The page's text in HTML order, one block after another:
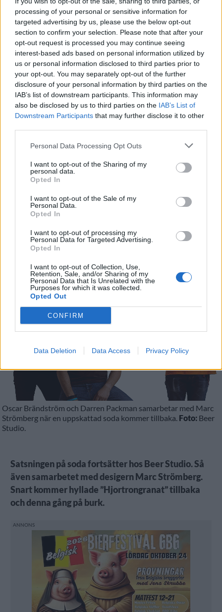
processing of your personal or sensitive information for
targeted advertising by us, please use the below opt-out
section to confirm your selection. Please note that after your
opt-out request is processed you may continue seeing
interest-based ads based on personal information utilized by
us or personal information disclosed to third parties prior to
your opt-out. You may separately opt-out of the further
disclosure of your personal information by third parties on the
IAB’s list of downstream participants. This information may
also be disclosed by us to third parties on the IAB’s List of
Downstream Participants that may further disclose it to other
Personal Data Processing Opt Outs
I want to opt-out of the Sharing of my
personal data.
Opted In
I want to opt-out of the Sale of my
Personal Data.
Opted In
I want to opt-out of processing my
Personal Data for Targeted Advertising.
Opted In
I want to opt-out of Collection, Use,
Retention, Sale, and/or Sharing of my
Personal Data that Is Unrelated with the
Purposes for which it was collected.
Opted Out
CONFIRM
Data Deletion Data Access Privacy Policy
NYHET
Uppskattad soda tillbaka – på
burk
Publicerat2017-09-11
Oscar Brändström och Darren Packman samarbetar med Marc
Strömberg när en uppskattad soda kommer tillbaka. Foto: Beer
Studio.
Satsningen på soda fortsätter hos Beer Studio. Så
även samarbetet med desigern Marc Strömberg.
Snart kommer hyllade ”Hjortrongranat” tillbaka
och denna gång på burk.